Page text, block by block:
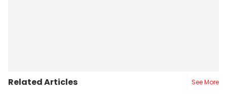
Related Articles See More